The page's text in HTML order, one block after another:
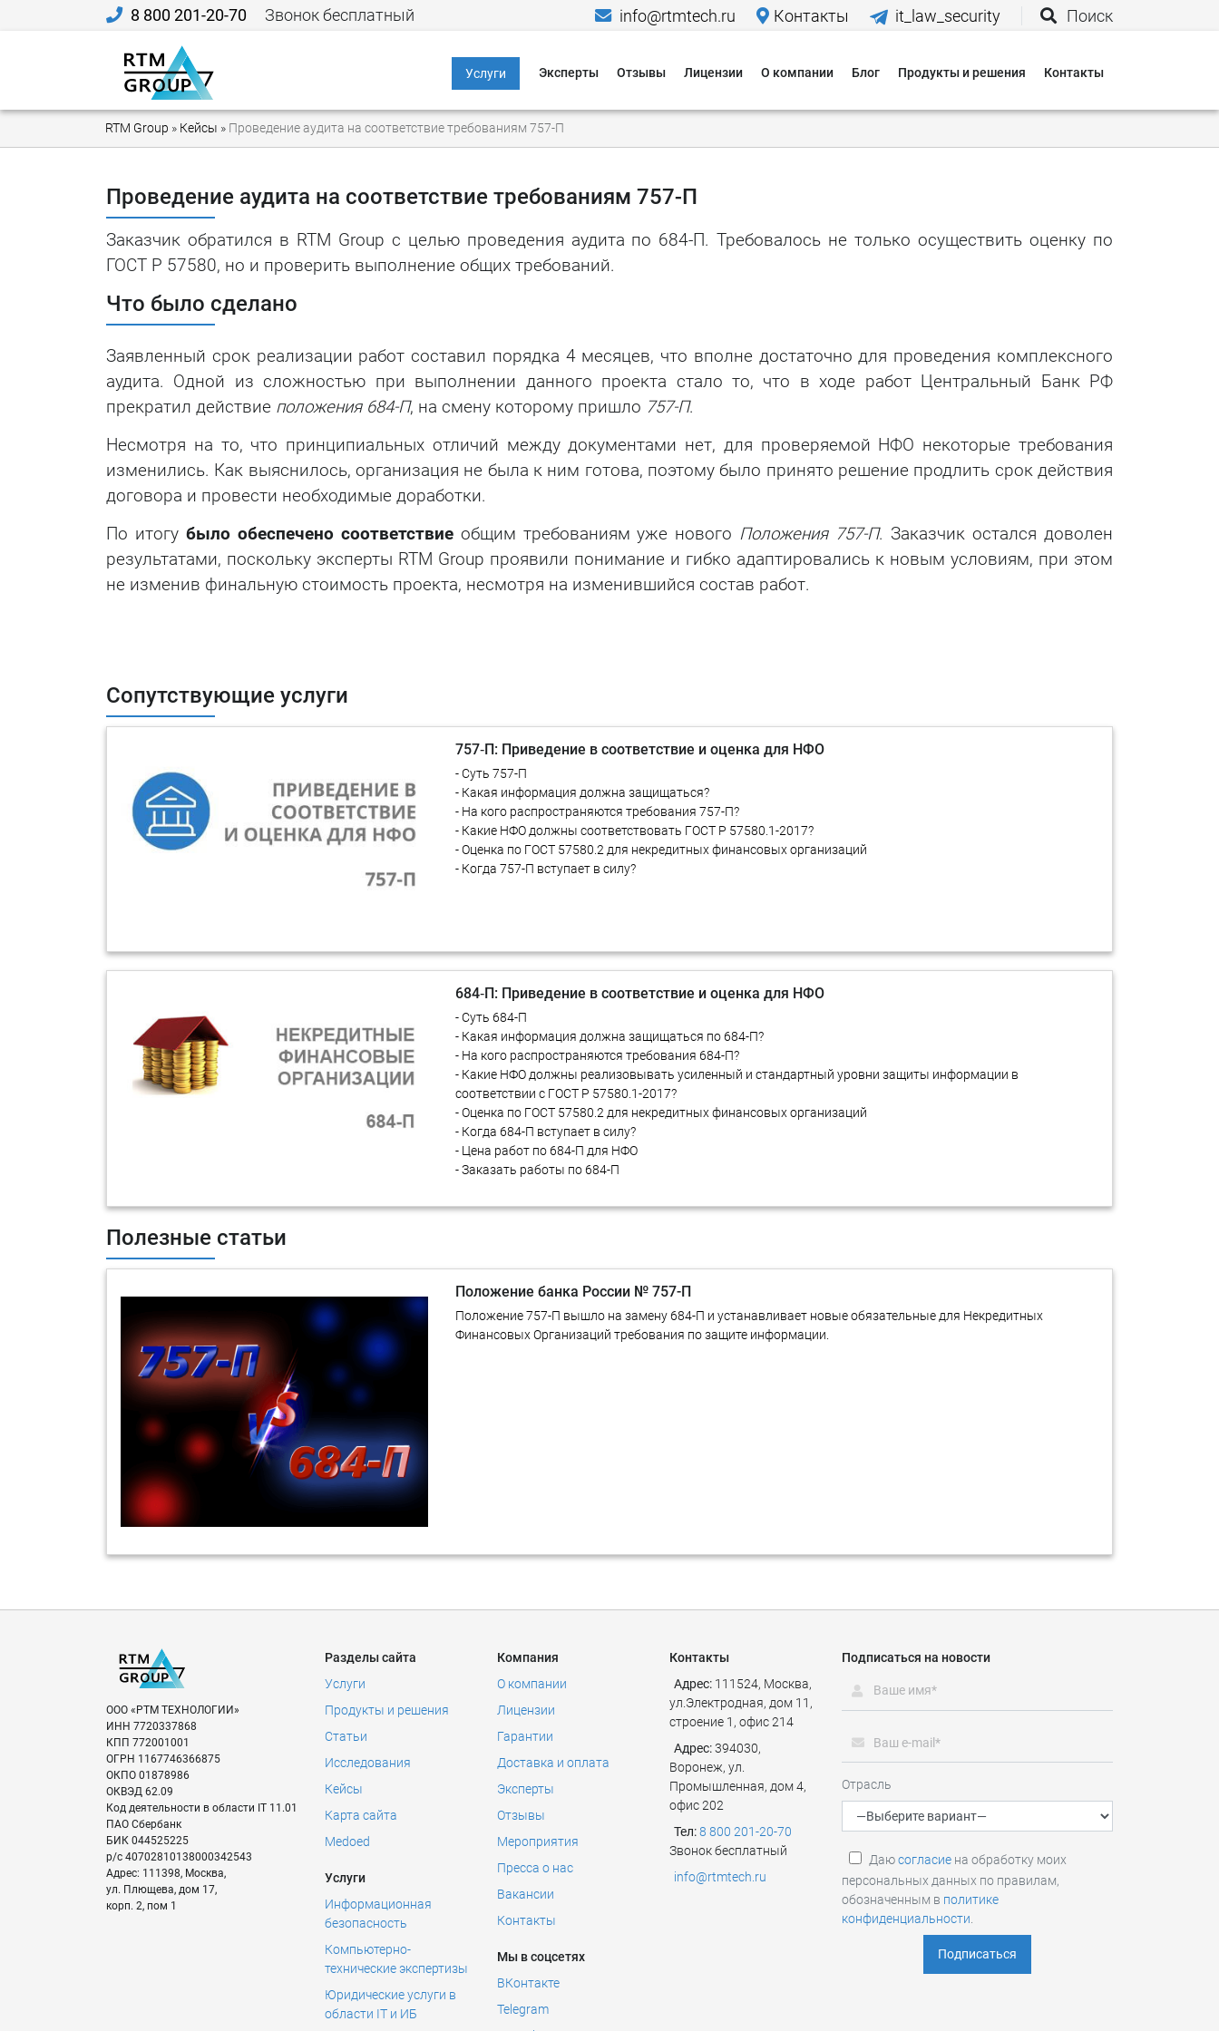
8 800 201-20-70 Звонок бесплатный info@rtmtech.ru Контакты it_law_security Поиск
Услуги
Информационная
безопасность
экспертизы
Юридические услуги в
области IT и ИБ
данные
проникновение
Эксперты Отзывы Лицензии О компании
Мероприятия
Исследования
Способы доставки
Блог Продукты и решения Контакты
RTM Group » Кейсы » Проведение аудита на соответствие требованиям 757-П
Проведение аудита на соответствие требованиям 757-П
Заказчик обратился в RTM Group с целью проведения аудита по 684-П. Требовалось не только осуществить оценку по
ГОСТ Р 57580, но и проверить выполнение общих требований.
Что было сделано
Заявленный срок реализации работ составил порядка 4 месяцев, что вполне достаточно для проведения комплексного
аудита. Одной из сложностью при выполнении данного проекта стало то, что в ходе работ Центральный Банк РФ
прекратил действие положения 684-П, на смену которому пришло 757-П.
Несмотря на то, что принципиальных отличий между документами нет, для проверяемой НФО некоторые требования
изменились. Как выяснилось, организация не была к ним готова, поэтому было принято решение продлить срок действия
договора и провести необходимые доработки.
По итогу было обеспечено соответствиеобщим требованиям уже нового Положения 757-П. Заказчик остался доволен
результатами, поскольку эксперты RTM Group проявили понимание и гибко адаптировались к новым условиям, при этом
не изменив финальную стоимость проекта, несмотря на изменившийся состав работ.
Сопутствующие услуги
757‑П: Приведение в соответствие и оценка для НФО
- Суть 757-П
- Какая информация должна защищаться?
- На кого распространяются требования 757-П?
- Какие НФО должны соответствовать ГОСТ Р 57580.1-2017?
- Оценка по ГОСТ 57580.2 для некредитных финансовых организаций
- Когда 757-П вступает в силу?
684‑П: Приведение в соответствие и оценка для НФО
- Суть 684-П
- Какая информация должна защищаться по 684-П?
- На кого распространяются требования 684-П?
- Какие НФО должны реализовывать усиленный и стандартный уровни защиты информации в
соответствии с ГОСТ Р 57580.1-2017?
- Оценка по ГОСТ 57580.2 для некредитных финансовых организаций
- Когда 684-П вступает в силу?
- Цена работ по 684-П для НФО
- Заказать работы по 684-П
Полезные статьи
Положение банка России № 757-П
Положение 757-П вышло на замену 684-П и устанавливает новые обязательные для Некредитных
Финансовых Организаций требования по защите информации.
ООО «РТМ ТЕХНОЛОГИИ»
ИНН 7720337868
КПП 772001001
ОГРН 1167746366875
ОКПО 01878986
ОКВЭД 62.09
Код деятельности в области IT 11.01
ПАО Сбербанк
БИК 044525225
р/с 40702810138000342543
Адрес: 111398, Москва,
ул. Плющева, дом 17,
корп. 2, пом 1
Разделы сайта
Услуги
Продукты и решения
Статьи
Исследования
Кейсы
Карта сайта
Medoed
Услуги
Информационная
безопасность
Компьютерно-
технические экспертизы
Юридические услуги в
области IT и ИБ
Компания
О компании
Лицензии
Гарантии
Доставка и оплата
Эксперты
Отзывы
Мероприятия
Пресса о нас
Вакансии
Контакты
Мы в соцсетях
ВКонтакте
Telegram
Контакты
Адрес: 111524, Москва,
ул.Электродная, дом 11,
строение 1, офис 214
Адрес:394030,
Воронеж, ул.
Промышленная, дом 4,
офис 202
Тел:8 800 201-20-70
Звонок бесплатный
info@rtmtech.ru
Подписаться на новости
Отрасль
Даюсогласие на обработку моих
персональных данных по правилам,
обозначенным в политике
конфиденциальности